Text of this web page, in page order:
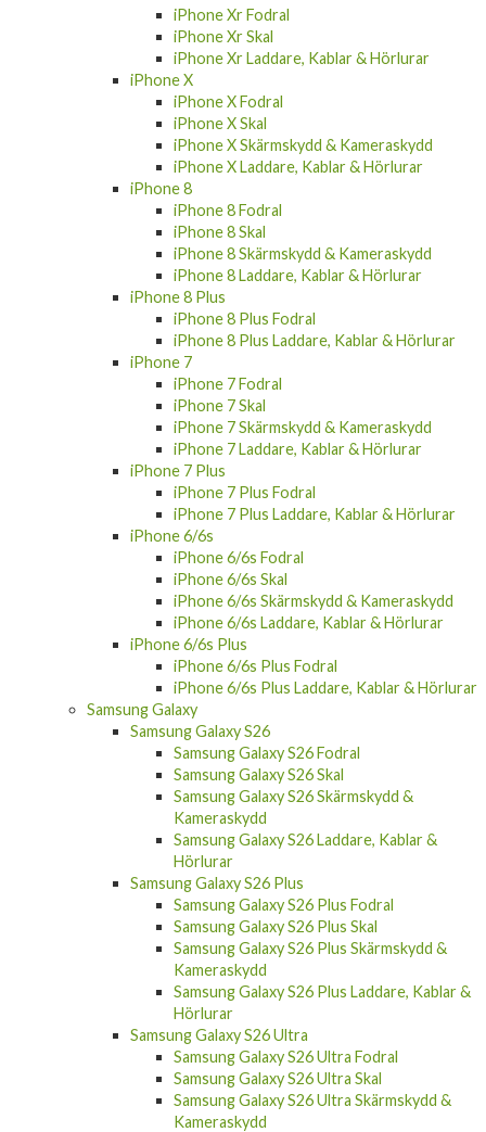
iPhone Xr Fodral
iPhone Xr Skal
iPhone Xr Laddare, Kablar & Hörlurar
iPhone X
iPhone X Fodral
iPhone X Skal
iPhone X Skärmskydd & Kameraskydd
iPhone X Laddare, Kablar & Hörlurar
iPhone 8
iPhone 8 Fodral
iPhone 8 Skal
iPhone 8 Skärmskydd & Kameraskydd
iPhone 8 Laddare, Kablar & Hörlurar
iPhone 8 Plus
iPhone 8 Plus Fodral
iPhone 8 Plus Laddare, Kablar & Hörlurar
iPhone 7
iPhone 7 Fodral
iPhone 7 Skal
iPhone 7 Skärmskydd & Kameraskydd
iPhone 7 Laddare, Kablar & Hörlurar
iPhone 7 Plus
iPhone 7 Plus Fodral
iPhone 7 Plus Laddare, Kablar & Hörlurar
iPhone 6/6s
iPhone 6/6s Fodral
iPhone 6/6s Skal
iPhone 6/6s Skärmskydd & Kameraskydd
iPhone 6/6s Laddare, Kablar & Hörlurar
iPhone 6/6s Plus
iPhone 6/6s Plus Fodral
iPhone 6/6s Plus Laddare, Kablar & Hörlurar
Samsung Galaxy
Samsung Galaxy S26
Samsung Galaxy S26 Fodral
Samsung Galaxy S26 Skal
Samsung Galaxy S26 Skärmskydd &
Kameraskydd
Samsung Galaxy S26 Laddare, Kablar &
Hörlurar
Samsung Galaxy S26 Plus
Samsung Galaxy S26 Plus Fodral
Samsung Galaxy S26 Plus Skal
Samsung Galaxy S26 Plus Skärmskydd &
Kameraskydd
Samsung Galaxy S26 Plus Laddare, Kablar &
Hörlurar
Samsung Galaxy S26 Ultra
Samsung Galaxy S26 Ultra Fodral
Samsung Galaxy S26 Ultra Skal
Samsung Galaxy S26 Ultra Skärmskydd &
Kameraskydd